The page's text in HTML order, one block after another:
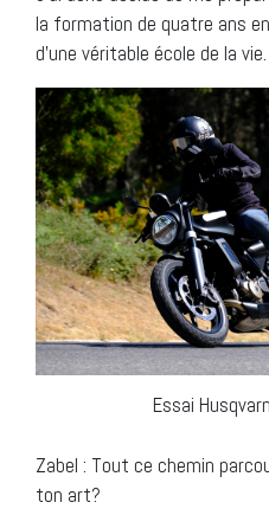
la formation de quatre ans
d’une véritable école de la vie.
Essai
Zabel : Tout ce chemin
ton art?